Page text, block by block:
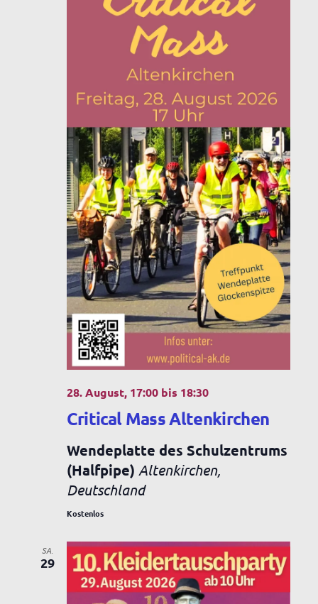
Critical Mass Altenkirchen
28. August, 17:00bis 18:30
Wendeplatte des Schulzentrums
(Halfpipe) Altenkirchen,
Deutschland
Kostenlos
SA.
29